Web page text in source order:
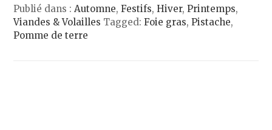
Publié dans : Automne,Festifs,Hiver,Printemps,
Viandes & Volailles Tagged:Foie gras,Pistache,
Pomme de terre